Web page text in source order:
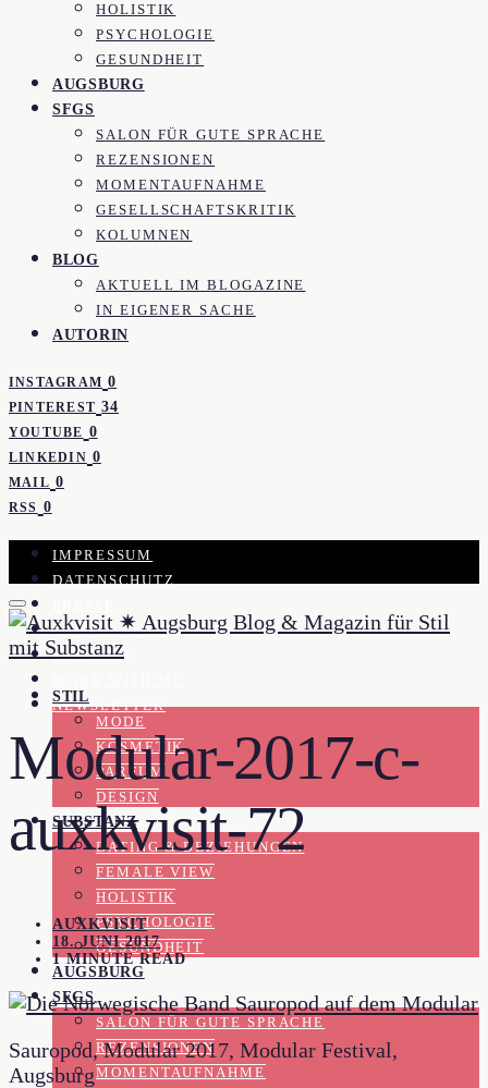
HOLISTIK
PSYCHOLOGIE
GESUNDHEIT
AUGSBURG
SFGS
SALON FÜR GUTE SPRACHE
REZENSIONEN
MOMENTAUFNAHME
GESELLSCHAFTSKRITIK
KOLUMNEN
BLOG
AKTUELL IM BLOGAZINE
IN EIGENER SACHE
AUTORIN
INSTAGRAM 0
PINTEREST 34
YOUTUBE 0
LINKEDIN 0
MAIL 0
RSS 0
IMPRESSUM
DATENSCHUTZ
KOOPERATION
KONTAKT
NEWSLETTER
STIL
MODE
KOSMETIK
PARFUM
DESIGN
SUBSTANZ
DATING & BEZIEHUNGEN
FEMALE VIEW
HOLISTIK
PSYCHOLOGIE
GESUNDHEIT
AUGSBURG
SFGS
SALON FÜR GUTE SPRACHE
REZENSIONEN
MOMENTAUFNAHME
Modular-2017-c-
auxkvisit-72
AUXKVISIT
18. JUNI 2017
1 MINUTE READ
Sauropod, Modular 2017, Modular Festival,
Augsburg